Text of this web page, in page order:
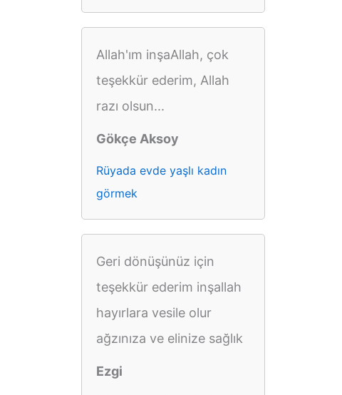
Allah'ım inşaAllah, çok
teşekkür ederim, Allah
razı olsun...
Gökçe Aksoy
Rüyada evde yaşlı kadın
görmek
Geri dönüşünüz için
teşekkür ederim inşallah
hayırlara vesile olur
ağzınıza ve elinize sağlık
Ezgi